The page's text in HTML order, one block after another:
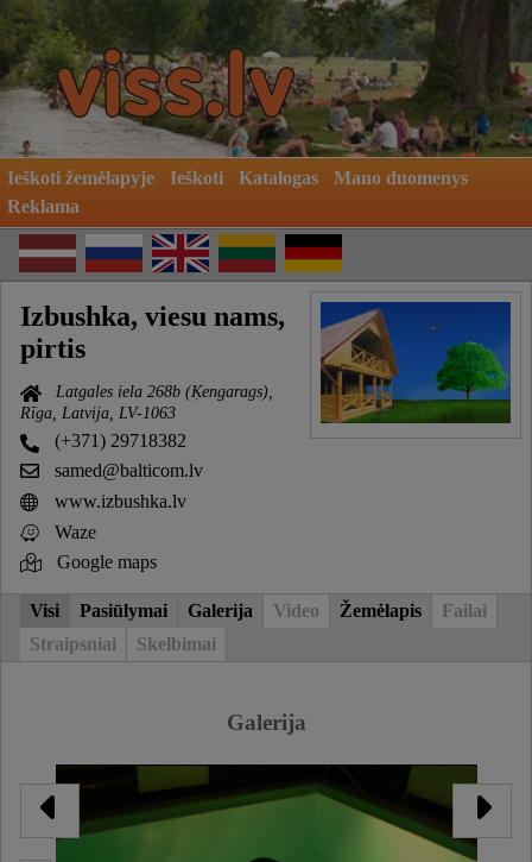
Ieškoti žemėlapyje Ieškoti Katalogas
Mano duomenys
Reklama
Izbushka, viesu nams,
pirtis
Latgales iela 268b (Ķengarags),
Rīga, Latvija, LV-1063
(+371) 29718382
samed@balticom.lv
www.izbushka.lv
Waze
Google maps
Visi Pasiūlymai Galerija Video Žemėlapis
Failai
Straipsniai
Skelbimai
Galerija